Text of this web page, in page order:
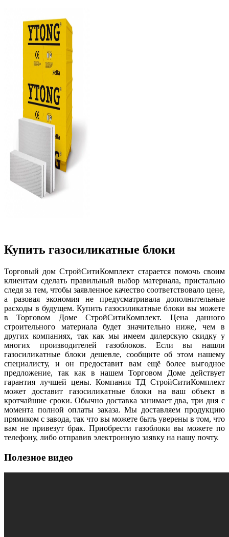
Купить газосиликатные блоки
Торговый дом СтройСитиКомплект старается помочь своим
клиентам сделать правильный выбор материала, пристально
следя за тем, чтобы заявленное качество соответствовало цене,
а разовая экономия не предусматривала дополнительные
расходы в будущем. Купить газосиликатные блоки вы можете
в Торговом Доме СтройСитиКомплект. Цена данного
строительного материала будет значительно ниже, чем в
других компаниях, так как мы имеем дилерскую скидку у
многих производителей газоблоков. Если вы нашли
газосиликатные блоки дешевле, сообщите об этом нашему
специалисту, и он предоставит вам ещё более выгодное
предложение, так как в нашем Торговом Доме действует
гарантия лучшей цены. Компания ТД СтройСитиКомплект
может доставит газосиликатные блоки на ваш объект в
кротчайшие сроки. Обычно доставка занимает два, три дня с
момента полной оплаты заказа. Мы доставляем продукцию
прямиком с завода, так что вы можете быть уверены в том, что
вам не привезут брак. Приобрести газоблоки вы можете по
телефону, либо отправив электронную заявку на нашу почту.
Полезное видео